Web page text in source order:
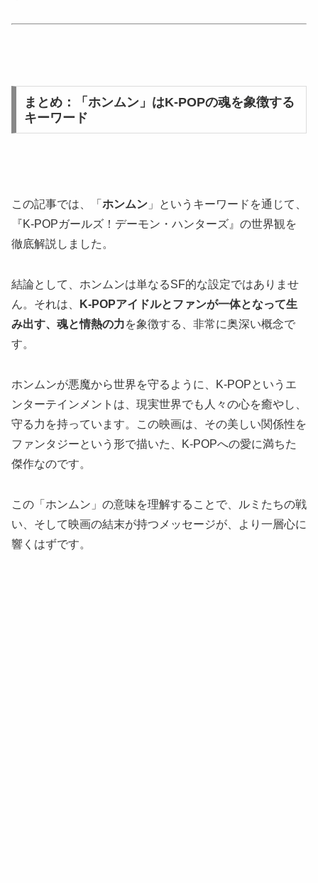
まとめ：「ホンムン」はK-POPの魂を象徴する
キーワード
この記事では、「 ホンムン 」というキーワードを通じて、
『K-POPガールズ！デーモン・ハンターズ』の世界観を
徹底解説しました。
結論として、ホンムンは単なるSF的な設定ではありませ
ん。それは、
K-POPアイドルとファンが一体となって生
み出す、魂と情熱の力を象徴する、非常に奥深い概念で
す。
ホンムンが悪魔から世界を守るように、K-POPというエ
ンターテインメントは、現実世界でも人々の心を癒やし、
守る力を持っています。この映画は、その美しい関係性を
ファンタジーという形で描いた、K-POPへの愛に満ちた
傑作なのです。
この「ホンムン」の意味を理解することで、ルミたちの戦
い、そして映画の結末が持つメッセージが、より一層心に
響くはずです。